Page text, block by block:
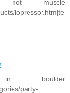
not muscle
lopressor.htm]te
in boulder
party-